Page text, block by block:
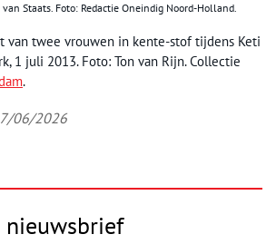
Staats. Foto: Redactie Oneindig Noord-Holland.
van twee vrouwen in kente-stof tijdens Keti
1 juli 2013. Foto: Ton van Rijn. Collectie
.
06/2026
nieuwsbrief